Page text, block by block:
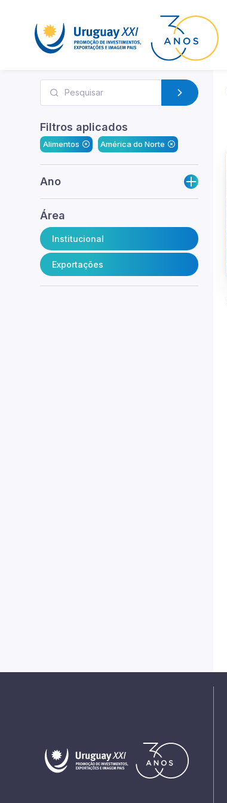
Filtros aplicados
Alimentos América do Norte
Ano
Área
Institucional
Exportações